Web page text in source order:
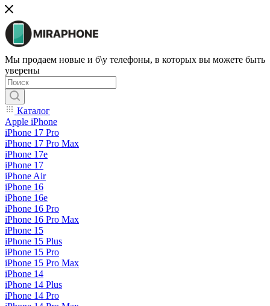
Мы продаем новые и б\у телефоны, в которых вы можете быть
уверены
Каталог
Apple iPhone
iPhone 17 Pro
iPhone 17 Pro Max
iPhone 17e
iPhone 17
iPhone Air
iPhone 16
iPhone 16e
iPhone 16 Pro
iPhone 16 Pro Max
iPhone 15
iPhone 15 Plus
iPhone 15 Pro
iPhone 15 Pro Max
iPhone 14
iPhone 14 Plus
iPhone 14 Pro